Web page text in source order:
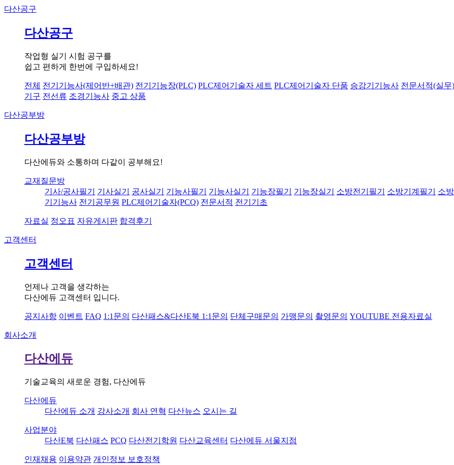
다산공구
다산공구
작업형 실기 시험 공구를
쉽고 편하게 한번에 구입하세요!
전체 전기기능사(제어반+배관) 전기기능장(PLC) PLC제어기술자 세트 PLC제어기술자 단품 승강기기능사 전문서적(실
기구 전선류 조경기능사 중고 상품
다산공부방
다산공부방
다산에듀와 소통하며 다같이 공부해요!
교재질문방
기사/공사필기
기사실기 공사실기 기능사필기 기능사실기 기능장필기 기능장실기 소방전기필기 소방기계필기
소
기기능사 전기공무원 PLC제어기술자(PCQ) 전문서적 전기기초
자료실 정오표 자유게시판 합격후기
고객센터
고객센터
언제나 고객을 생각하는
다산에듀 고객센터 입니다.
공지사항 이벤트 FAQ 1:1문의 다산패스&다산E북 1:1문의 단체구매문의 가맹문의 촬영문의 YOUTUBE 전용자료실
회사소개
다산에듀
기술교육의 새로운 경험, 다산에듀
다산에듀
다산에듀 소개 강사소개 회사 연혁 다산뉴스 오시는 길
사업분야
다산E북 다산패스 PCQ 다산전기학원 다산교육센터 다산에듀 서울지점
인재채용 이용약관 개인정보 보호정책